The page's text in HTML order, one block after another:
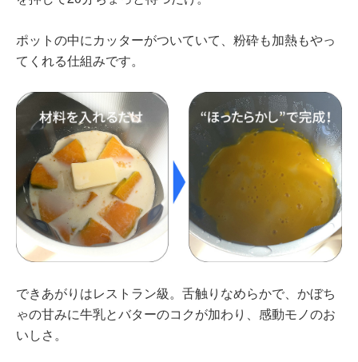
ポットの中にカッターがついていて、粉砕も加熱もやっ
てくれる仕組みです。
できあがりはレストラン級。舌触りなめらかで、かぼち
ゃの甘みに牛乳とバターのコクが加わり、感動モノのお
いしさ。